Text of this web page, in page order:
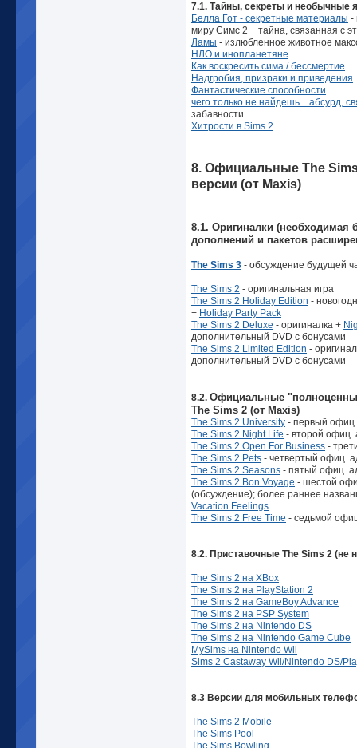
7.1. Тайны, секреты и необычные
Белла Гот - секретные материалы -
миру Симс 2 + тайна, связанная с
Ламы - излюбленное животное
НЛО и инопланетяне
Как воскресить сима / бессмертие
Надгробия, призраки и приведения
Фантастические способности
чего только не найдешь... абсурд,
забавности
Хитрости в Sims 2
8. Официальные The
версии (от Maxis)
8.1. Оригиналки (необходимая
дополнений и пакетов
The Sims 3 - обсуждение будущей
The Sims 2 - оригинальная игра
The Sims 2 Holiday Edition -
+ Holiday Party Pack
The Sims 2 Deluxe - оригиналка +
дополнительный DVD с бонусами
The Sims 2 Limited Edition -
дополнительный DVD с бонусами
8.2. Официальные
The Sims 2 (от Maxis)
The Sims 2 University - первый
The Sims 2 Night Life - второй офиц.
The Sims 2 Open For Business -
The Sims 2 Pets - четвертый офиц.
The Sims 2 Seasons - пятый офиц.
The Sims 2 Bon Voyage - шестой
(обсуждение); более раннее
Vacation Feelings
The Sims 2 Free Time - седьмой
8.2. Приставочные The Sims 2 (не
The Sims 2 на XBox
The Sims 2 на PlayStation 2
The Sims 2 на GameBoy Advance
The Sims 2 на PSP System
The Sims 2 на Nintendo DS
The Sims 2 на Nintendo Game Cube
MySims на Nintendo Wii
Sims 2 Castaway Wii/Nintendo DS/
8.3 Версии для мобильных
The Sims 2 Mobile
The Sims Pool
The Sims Bowling